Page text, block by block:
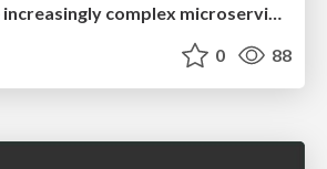
How to manage increasingly complex microservices
0 88